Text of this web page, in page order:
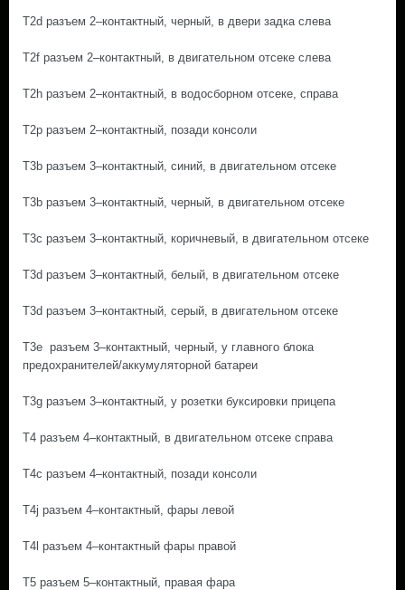
T2d разъем 2–контактный, черный, в двери задка слева
T2f разъем 2–контактный, в двигательном отсеке слева
T2h разъем 2–контактный, в водосборном отсеке, справа
T2p разъем 2–контактный, позади консоли
T3b разъем 3–контактный, синий, в двигательном отсеке
T3b разъем 3–контактный, черный, в двигательном отсеке
T3c разъем 3–контактный, коричневый, в двигательном отсеке
T3d разъем 3–контактный, белый, в двигательном отсеке
T3d разъем 3–контактный, серый, в двигательном отсеке
T3e разъем 3–контактный, черный, у главного блока
предохранителей/аккумуляторной батареи
T3g разъем 3–контактный, у розетки буксировки прицепа
T4 разъем 4–контактный, в двигательном отсеке справа
T4c разъем 4–контактный, позади консоли
T4j разъем 4–контактный, фары левой
T4l разъем 4–контактный фары правой
T5 разъем 5–контактный, правая фара